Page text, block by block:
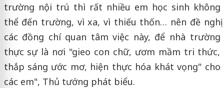
trường nội trú thì rất nhiều em học sinh không
thể đến trường, vì xa, vì thiếu thốn… nên đề nghị
các đồng chí quan tâm việc này, để nhà trường
thực sự là nơi "gieo con chữ, ươm mầm tri thức,
thắp sáng ước mơ, hiện thực hóa khát vọng" cho
các em", Thủ tướng phát biểu.